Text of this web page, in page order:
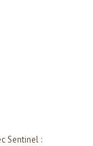
Sentinel :